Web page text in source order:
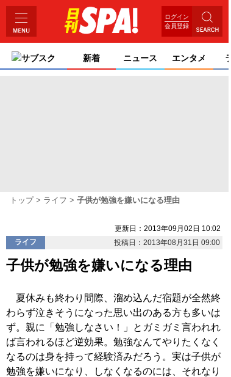
ログイン
会員登録
サブスク 新着 ニュース エンタメ
トップ ライフ 子供が勉強を嫌いになる理由
更新日：2013年09月02日 10:02
ライフ
投稿日：2013年08月31日 09:00
子供が勉強を嫌いになる理由
夏休みも終わり間際、溜め込んだ宿題が全然終
わらず泣きそうになった思い出のある方も多いは
ず。親に「勉強しなさい！」とガミガミ言われれ
ば言われるほど逆効果。勉強なんてやりたくなく
なるのは身を持って経験済みだろう。実は子供が
勉強を嫌いになり、しなくなるのには、それなり